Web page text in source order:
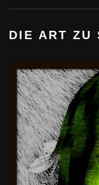
DIE ART ZU